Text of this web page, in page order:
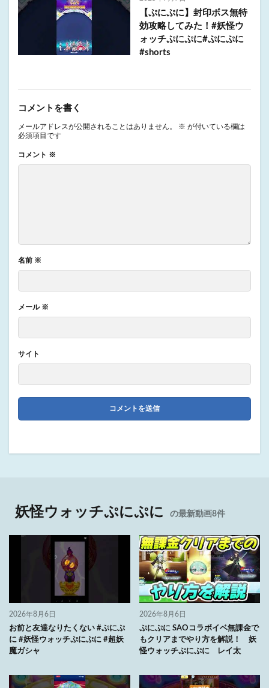
【ぷにぷに】封印ボス無特
効攻略してみた！#妖怪ウ
ォッチぷにぷに#ぷにぷに
#shorts
コメントを書く
メールアドレスが公開されることはありません。 ※ が付いている欄は
必須項目です
コメント ※
名前 ※
メール ※
サイト
妖怪ウォッチぷにぷに の最新動画8件
2026年8月6日
お前と友達なりたくない #ぷにぷ
に #妖怪ウォッチぷにぷに #超妖
魔ガシャ
2026年8月6日
ぷにぷに SAOコラボイベ無課金で
もクリアまでやり方を解説！ 妖
怪ウォッチぷにぷに レイ太